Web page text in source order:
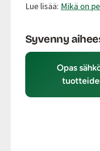
Lue lisää: Mikä on
Syvenny
Opas